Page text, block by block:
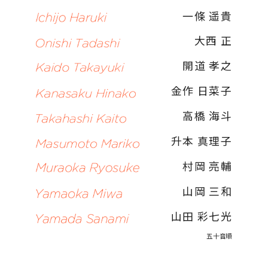
一條 遥貴
大西 正
開道 孝之
金作 日菜子
高橋 海斗
升本 真理子
村岡 亮輔
山岡 三和
山田 彩七光
五十音順